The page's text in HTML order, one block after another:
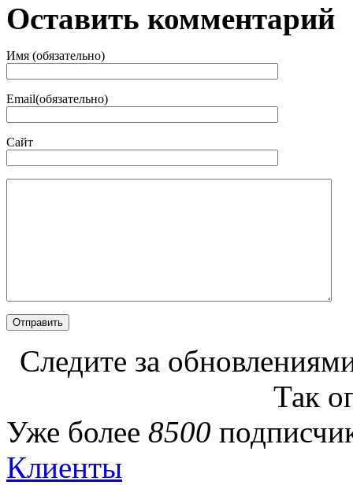
Оставить комментарий
Имя (обязательно)
Email(обязательно)
Сайт
Следите за
Так
Уже более 8500
Клиенты